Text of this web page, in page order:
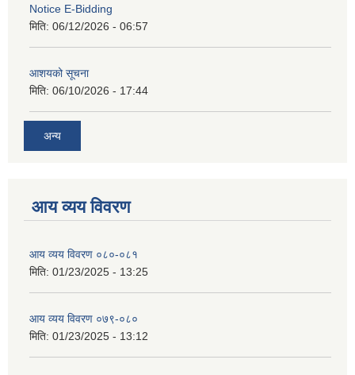
Notice E-Bidding
मिति: 06/12/2026 - 06:57
आशयको सूचना
मिति: 06/10/2026 - 17:44
अन्य
आय व्यय विवरण
आय व्यय विवरण ०८०-०८१
मिति: 01/23/2025 - 13:25
आय व्यय विवरण ०७९-०८०
मिति: 01/23/2025 - 13:12